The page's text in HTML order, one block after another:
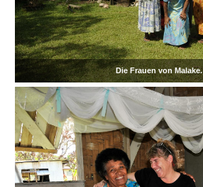
Die Frauen von Malake.